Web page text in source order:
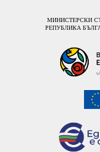
МИНИСТЕРСКИ
РЕПУБЛИКА